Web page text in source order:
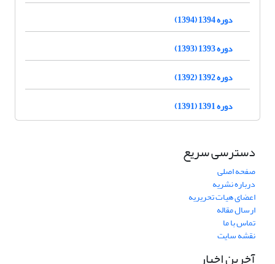
دوره 1394 (1394)
دوره 1393 (1393)
دوره 1392 (1392)
دوره 1391 (1391)
دسترسی سریع
صفحه اصلی
درباره نشریه
اعضای هیات تحریریه
ارسال مقاله
تماس با ما
نقشه سایت
آخرین اخبار